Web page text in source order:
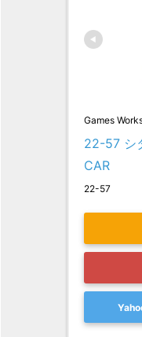
Games
22-57 シ
CAR
22-57